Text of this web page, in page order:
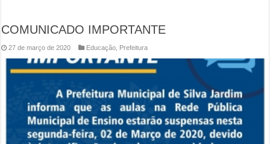
COMUNICADO IMPORTANTE
27 de março de 2020 Educação Prefeitura